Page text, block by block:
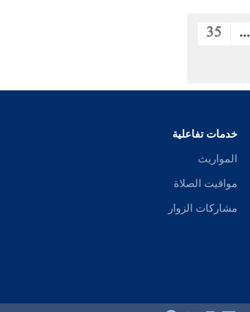
...
35
خدمات تفاعلية
المواريث
مواقيت الصلاة
مشاركات الزوار